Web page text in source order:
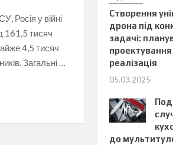
Росія у війні
161,5 тисяч
4,5 тисяч
Загальні …
Створення
дрона під
задачі:
проектування
реалізація
05.03.2025
до